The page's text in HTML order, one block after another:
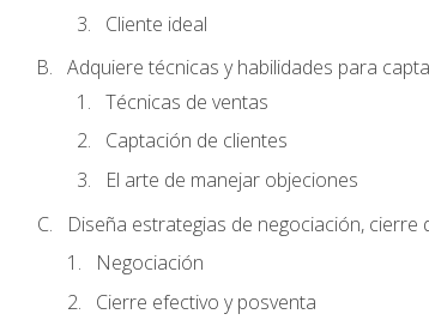
Cliente ideal
Adquiere técnicas y habilidades para
Técnicas de ventas
Captación de clientes
El arte de manejar objeciones
Diseña estrategias de negociación, cierre
Negociación
Cierre efectivo y posventa